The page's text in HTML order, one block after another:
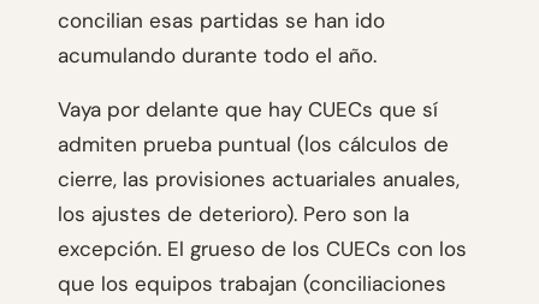
concilian esas partidas se han ido
acumulando durante todo el año.
Vaya por delante que hay CUECs que sí
admiten prueba puntual (los cálculos de
cierre, las provisiones actuariales anuales,
los ajustes de deterioro). Pero son la
excepción. El grueso de los CUECs con los
que los equipos trabajan (conciliaciones